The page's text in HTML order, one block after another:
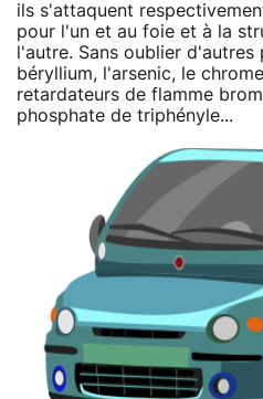
ils s'attaquent
pour l'un et au foie et à la
l'autre. Sans oublier
béryllium, l'arsenic, le
retardateurs de flamme
phosphate de triphényle...